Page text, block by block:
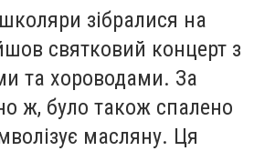
зібралися на
святковий концерт з
та хороводами. За
ж, було також спалено
масляну. Ця